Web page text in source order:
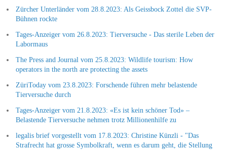
Zürcher Unterländer vom 28.8.2023: Als Geissbock Zottel die SVP-
Bühnen rockte
Tages-Anzeiger vom 26.8.2023: Tierversuche - Das sterile Leben der
Labormaus
The Press and Journal vom 25.8.2023: Wildlife tourism: How
operators in the north are protecting the assets
ZüriToday vom 23.8.2023: Forschende führen mehr belastende
Tierversuche durch
Tages-Anzeiger vom 21.8.2023: «Es ist kein schöner Tod» –
Belastende Tier­versuche nehmen trotz Millionen­hilfe zu
legalis brief vorgestellt vom 17.8.2023: Christine Künzli - "Das
Strafrecht hat grosse Symbolkraft, wenn es darum geht, die Stellung